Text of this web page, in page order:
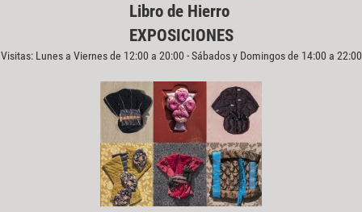
Libro de Hierro
EXPOSICIONES
Visitas: Lunes a Viernes de 12:00 a 20:00 - Sábados y Domingos de 14:00 a 22:00